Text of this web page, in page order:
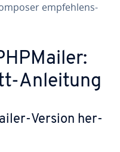
emp­feh­lens­
Anleitung
Version her­